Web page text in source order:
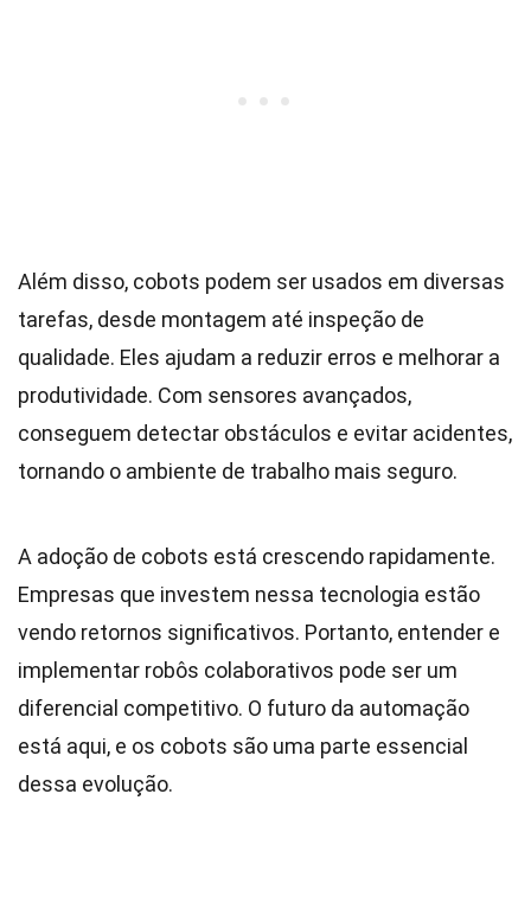
Além disso, cobots podem ser usados em diversas
tarefas, desde montagem até inspeção de
qualidade. Eles ajudam a reduzir erros e melhorar a
produtividade. Com sensores avançados,
conseguem detectar obstáculos e evitar acidentes,
tornando o ambiente de trabalho mais seguro.
A adoção de cobots está crescendo rapidamente.
Empresas que investem nessa tecnologia estão
vendo retornos significativos. Portanto, entender e
implementar robôs colaborativos pode ser um
diferencial competitivo. O futuro da automação
está aqui, e os cobots são uma parte essencial
dessa evolução.